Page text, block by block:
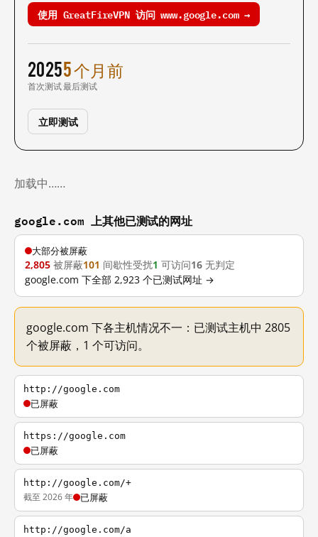
使用 GreatFireVPN 访问 www.google.com →
2025
首次测试
5 个月前
最后测试
立即测试
加载中……
google.com 上其他已测试的网址
大部分被屏蔽
2,805 被屏蔽101 间歇性受扰1 可访问16 无判定
google.com 下全部 2,923 个已测试网址 →
google.com 下各主机情况不一：已测试主机中 2805
个被屏蔽，1 个可访问。
http://google.com
已屏蔽
https://google.com
已屏蔽
http://google.com/+
截至 2026 年 已屏蔽
http://google.com/a